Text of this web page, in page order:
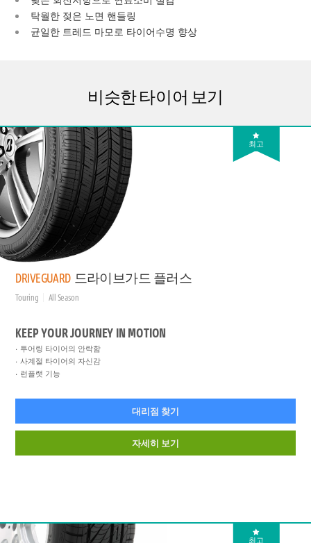
탁월한 젖은 노면 핸들링
균일한 트레드 마모로 타이어수명 향상
비슷한 타이어 보기
최고
DRIVEGUARD 드라이브가드 플러스
Touring All Season
KEEP YOUR JOURNEY IN MOTION
투어링 타이어의 안락함
사계절 타이어의 자신감
런플랫 기능
대리점 찾기
자세히 보기
최고